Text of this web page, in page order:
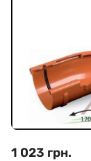
1 023 грн.